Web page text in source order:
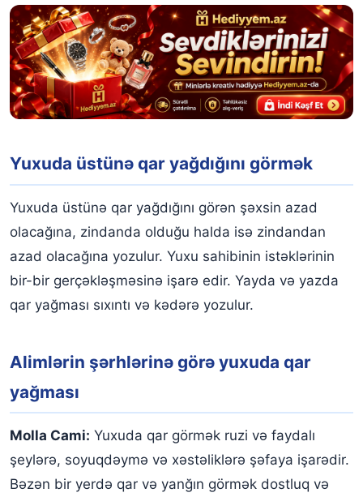
Yuxuda üstünə qar yağdığını görmək
Yuxuda üstünə qar yağdığını görən şəxsin azad
olacağına, zindanda olduğu halda isə zindandan
azad olacağına yozulur. Yuxu sahibinin istəklərinin
bir-bir gerçəkləşməsinə işarə edir. Yayda və yazda
qar yağması sıxıntı və kədərə yozulur.
Alimlərin şərhlərinə görə yuxuda qar
yağması
Molla Cami: Yuxuda qar görmək ruzi və faydalı
şeylərə, soyuqdəymə və xəstəliklərə şəfaya işarədir.
Bəzən bir yerdə qar və yanğın görmək dostluq və